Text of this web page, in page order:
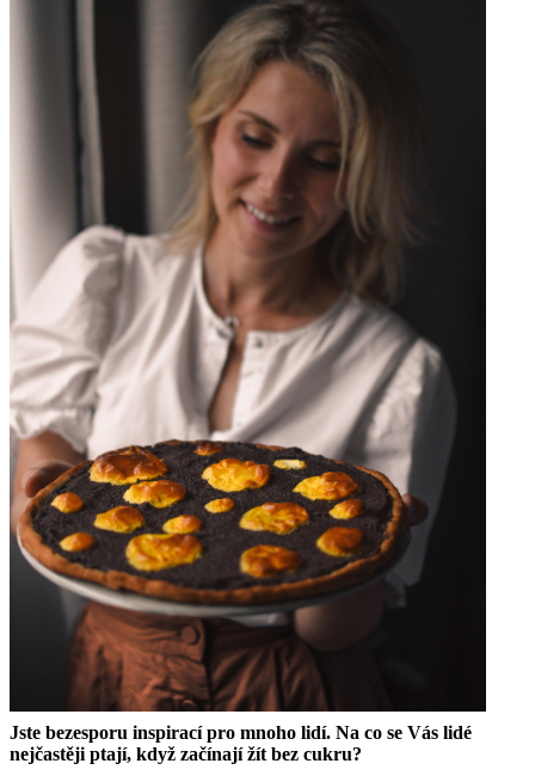
Jste bezesporu inspirací pro mnoho lidí. Na co se Vás lidé
nejčastěji ptají, když začínají žít bez cukru?